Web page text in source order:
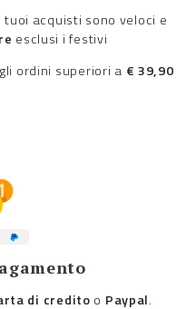
i tuoi acquisti sono veloci e
esclusi i festivi
ordini superiori a € 39,90
di credito o Paypal.